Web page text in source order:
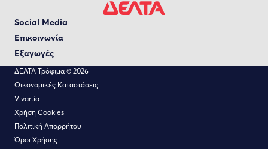
Social Media
Επικοινωνία
Εξαγωγές
ΔΕΛΤΑ Τρόφιμα © 2026
Οικονομικές Καταστάσεις
Vivartia
Χρήση Cookies
Πολιτική Απορρήτου
Όροι Χρήσης